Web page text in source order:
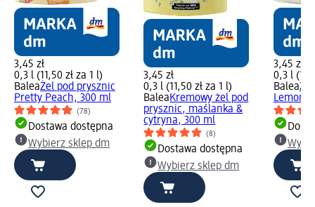
3,45 zł
0,3 l (11,50 zł za 1 l)
BaleaŻel pod prysznic
Pretty Peach, 300 ml
(78)
Dostawa dostępna
Wybierz sklep dm
3,45 zł
0,3 l (11,50 zł za 1 l)
BaleaKremowy żel pod
prysznic, maślanka &
cytryna, 300 ml
(8)
Dostawa dostępna
Wybierz sklep dm
3,45 zł
0,3 l
Balea
Lemon